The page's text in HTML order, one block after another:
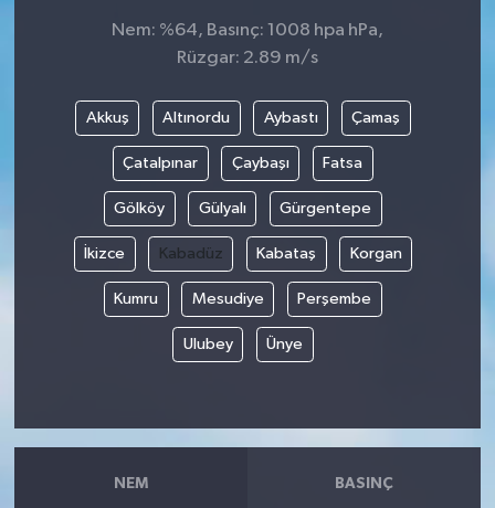
Nem: %64, Basınç: 1008 hpa hPa,
Rüzgar: 2.89 m/s
Akkuş Altınordu Aybastı Çamaş
Çatalpınar Çaybaşı Fatsa
Gölköy Gülyalı Gürgentepe
İkizce Kabadüz Kabataş Korgan
Kumru Mesudiye Perşembe
Ulubey Ünye
NEM BASINÇ